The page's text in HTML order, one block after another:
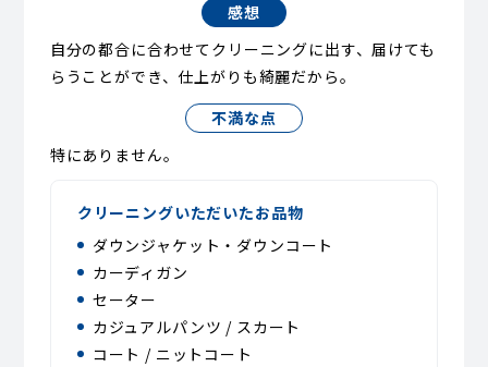
感想
自分の都合に合わせてクリーニングに出す、届けても
らうことができ、仕上がりも綺麗だから。
不満な点
特にありません。
クリーニングいただいたお品物
ダウンジャケット・ダウンコート
カーディガン
セーター
カジュアルパンツ / スカート
コート / ニットコート